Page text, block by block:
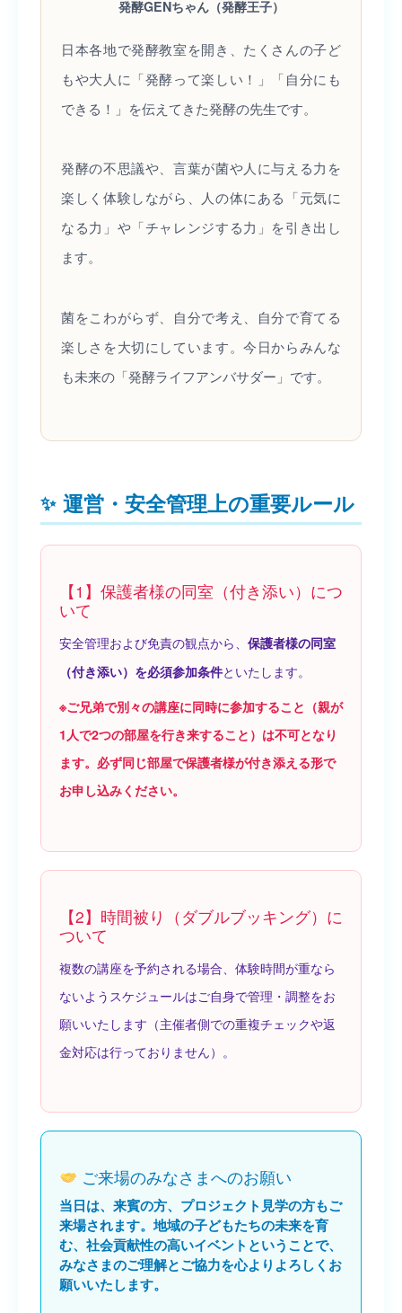
発酵GENちゃん（発酵王子）
日本各地で発酵教室を開き、たくさんの子ど
もや大人に「発酵って楽しい！」「自分にも
できる！」を伝えてきた発酵の先生です。
発酵の不思議や、言葉が菌や人に与える力を
楽しく体験しながら、人の体にある「元気に
なる力」や「チャレンジする力」を引き出し
ます。
菌をこわがらず、自分で考え、自分で育てる
楽しさを大切にしています。今日からみんな
も未来の「発酵ライフアンバサダー」です。
運営・安全管理上の重要ルール
【1】保護者様の同室（付き添い）につ
いて
安全管理および免責の観点から、 保護者様の同室
（付き添い）を必須参加条件といたします。
※ご兄弟で別々の講座に同時に参加すること（親が
1人で2つの部屋を行き来すること）は不可となり
ます。必ず同じ部屋で保護者様が付き添える形で
お申し込みください。
【2】時間被り（ダブルブッキング）に
ついて
複数の講座を予約される場合、体験時間が重なら
ないようスケジュールはご自身で管理・調整をお
願いいたします（主催者側での重複チェックや返
金対応は行っておりません）。
ご来場のみなさまへのお願い
当日は、来賓の方、プロジェクト見学の方もご
来場されます。地域の子どもたちの未来を育
む、社会貢献性の高いイベントということで、
みなさまのご理解とご協力を心よりよろしくお
願いいたします。